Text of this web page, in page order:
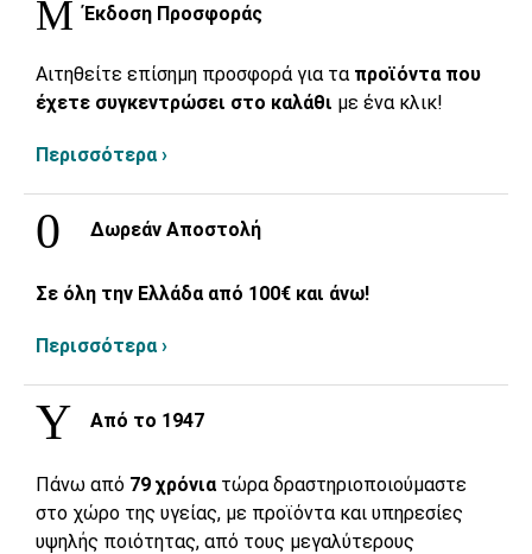
Έκδοση Προσφοράς
Αιτηθείτε επίσημη προσφορά για τα προϊόντα που
έχετε συγκεντρώσει στο καλάθι με ένα κλικ!
Περισσότερα ›
Δωρεάν Αποστολή
Σε όλη την Ελλάδα από 100€ και άνω!
Περισσότερα ›
Από το 1947
Πάνω από 79 χρόνια τώρα δραστηριοποιούμαστε
στο χώρο της υγείας, με προϊόντα και υπηρεσίες
υψηλής ποιότητας, από τους μεγαλύτερους